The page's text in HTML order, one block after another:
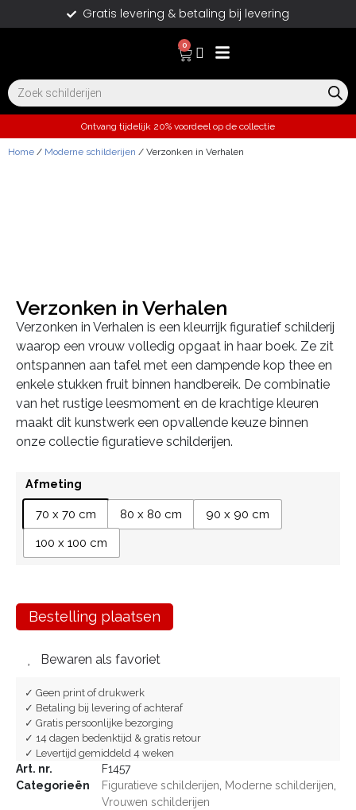
Gratis levering & betaling bij levering
0
Ontvang tijdelijk 20% voordeel op de collectie
Home / Moderne schilderijen / Verzonken in Verhalen
Verzonken in Verhalen
Verzonken in Verhalen is een kleurrijk figuratief schilderij
waarop een vrouw volledig opgaat in haar boek. Ze zit
ontspannen aan tafel met een dampende kop thee en
enkele stukken fruit binnen handbereik. De combinatie
van het rustige leesmoment en de krachtige kleuren
maakt dit kunstwerk een opvallende keuze binnen
onze collectie figuratieve schilderijen.
Afmeting
70 x 70 cm 80 x 80 cm
90 x 90 cm
100 x 100 cm
Bestelling plaatsen
Bewaren als favoriet
✓ Geen print of drukwerk
✓ Betaling bij levering of achteraf
✓ Gratis persoonlijke bezorging
✓ 14 dagen bedenktijd & gratis retour
✓ Levertijd gemiddeld 4 weken
Art. nr.
F1457
Categorieën
Figuratieve schilderijen Moderne schilderijen
Vrouwen schilderijen